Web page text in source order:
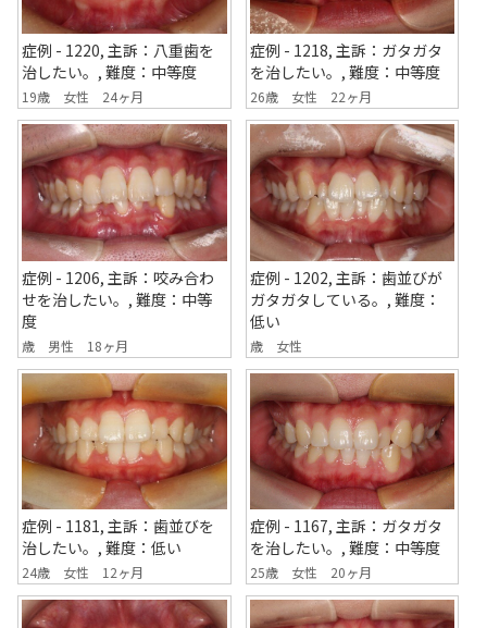
症例 - 1220, 主訴：八重歯を
治したい。, 難度：中等度
19歳 女性 24ヶ月
症例 - 1218, 主訴：ガタガタ
を治したい。, 難度：中等度
26歳 女性 22ヶ月
症例 - 1206, 主訴：咬み合わ
せを治したい。, 難度：中等
度
歳 男性 18ヶ月
症例 - 1202, 主訴：歯並びが
ガタガタしている。, 難度：
低い
歳 女性
症例 - 1181, 主訴：歯並びを
治したい。, 難度：低い
24歳 女性 12ヶ月
症例 - 1167, 主訴：ガタガタ
を治したい。, 難度：中等度
25歳 女性 20ヶ月